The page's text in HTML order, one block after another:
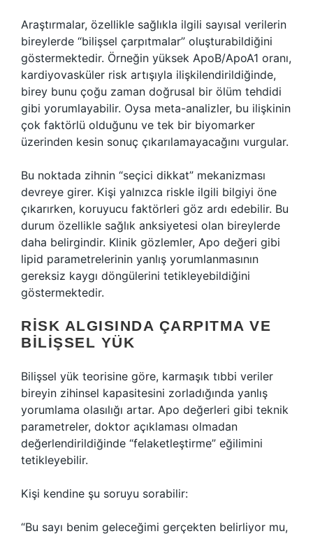
Araştırmalar, özellikle sağlıkla ilgili sayısal verilerin
bireylerde “bilişsel çarpıtmalar” oluşturabildiğini
göstermektedir. Örneğin yüksek ApoB/ApoA1 oranı,
kardiyovasküler risk artışıyla ilişkilendirildiğinde,
birey bunu çoğu zaman doğrusal bir ölüm tehdidi
gibi yorumlayabilir. Oysa meta-analizler, bu ilişkinin
çok faktörlü olduğunu ve tek bir biyomarker
üzerinden kesin sonuç çıkarılamayacağını vurgular.
Bu noktada zihnin “seçici dikkat” mekanizması
devreye girer. Kişi yalnızca riskle ilgili bilgiyi öne
çıkarırken, koruyucu faktörleri göz ardı edebilir. Bu
durum özellikle sağlık anksiyetesi olan bireylerde
daha belirgindir. Klinik gözlemler, Apo değeri gibi
lipid parametrelerinin yanlış yorumlanmasının
gereksiz kaygı döngülerini tetikleyebildiğini
göstermektedir.
RISK ALGISINDA ÇARPITMA VE
BILIŞSEL YÜK
Bilişsel yük teorisine göre, karmaşık tıbbi veriler
bireyin zihinsel kapasitesini zorladığında yanlış
yorumlama olasılığı artar. Apo değerleri gibi teknik
parametreler, doktor açıklaması olmadan
değerlendirildiğinde “felaketleştirme” eğilimini
tetikleyebilir.
Kişi kendine şu soruyu sorabilir:
“Bu sayı benim geleceğimi gerçekten belirliyor mu,